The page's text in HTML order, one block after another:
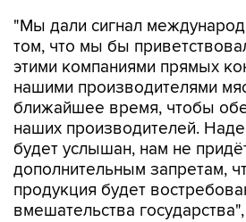
"Мы дали сигнал
том, что мы бы
этими компаниями прямых
нашими производителями
ближайшее время, чтобы
наших производителей.
будет услышан, нам не
дополнительным запретам,
продукция будет
вмешательства